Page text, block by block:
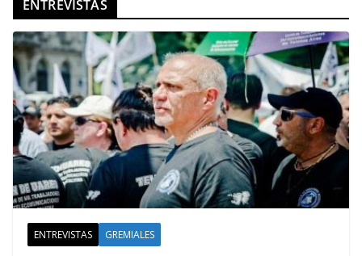
ENTREVISTAS
ENTREVISTAS GREMIALES